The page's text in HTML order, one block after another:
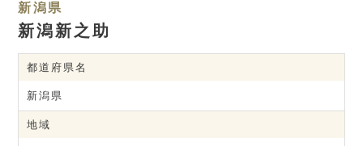
新潟県
新潟新之助
都道府県名
新潟県
地域